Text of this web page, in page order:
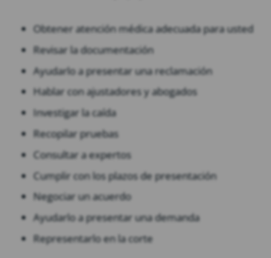
Obtener atención médica adecuada para usted
Revisar la documentación
Ayudarlo a presentar una reclamación
Hablar con ajustadores y abogados
Investigar la caída
Recopilar pruebas
Consultar a expertos
Cumplir con los plazos de presentación
Negociar un acuerdo
Ayudarlo a presentar una demanda
Representarlo en la corte